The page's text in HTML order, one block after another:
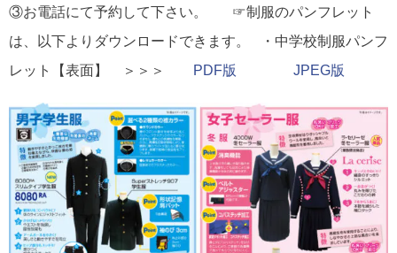
③お電話にて予約して下さい。 ☞制服のパンフレット
は、以下よりダウンロードできます。 ・中学校制服パンフ
レット【表面】 ＞＞＞
PDF版 JPEG版